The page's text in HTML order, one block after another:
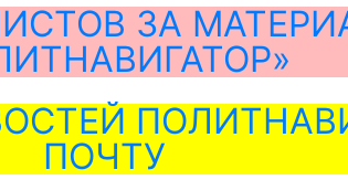
ЗА
ПОЧТУ